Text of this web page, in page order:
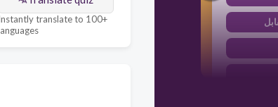
translate to 100+